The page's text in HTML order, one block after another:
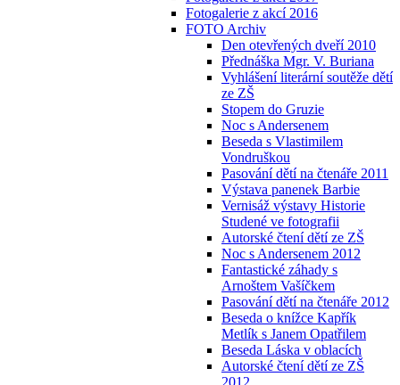
Fotogalerie z akcí 2016
FOTO Archiv
Den otevřených dveří 2010
Přednáška Mgr. V. Buriana
Vyhlášení literární soutěže dětí
ze ZŠ
Stopem do Gruzie
Noc s Andersenem
Beseda s Vlastimilem
Vondruškou
Pasování dětí na čtenáře 2011
Výstava panenek Barbie
Vernisáž výstavy Historie
Studené ve fotografii
Autorské čtení dětí ze ZŠ
Noc s Andersenem 2012
Fantastické záhady s
Arnoštem Vašíčkem
Pasování dětí na čtenáře 2012
Beseda o knížce Kapřík
Metlík s Janem Opatřilem
Beseda Láska v oblacích
Autorské čtení dětí ze ZŠ
2012